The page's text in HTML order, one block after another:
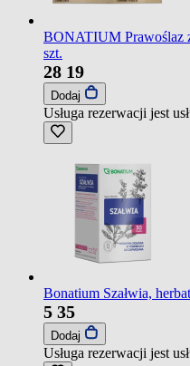
BONATIUM Prawoślaz
szt.
28 19
Dodaj
Usługa rezerwacji jest
Bonatium Szałwia,
5 35
Dodaj
Usługa rezerwacji jest